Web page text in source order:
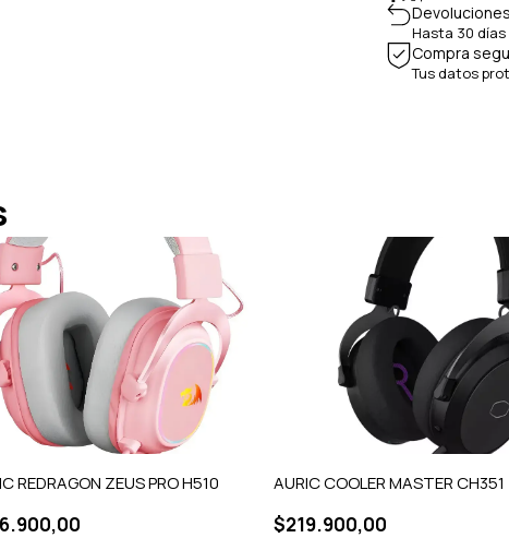
Hasta 30
Compra
Tus datos
REDRAGON ZEUS PRO H510 AURIC COOLER MASTER CH351
$219.900,00